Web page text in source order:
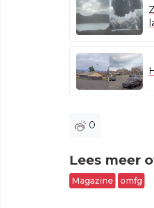
0
Lees meer
Magazine omfg